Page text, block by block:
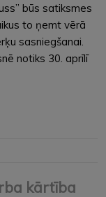
būs satiksmes
to ņemt vērā
sasniegšanai.
notiks 30. aprīlī
kārtība